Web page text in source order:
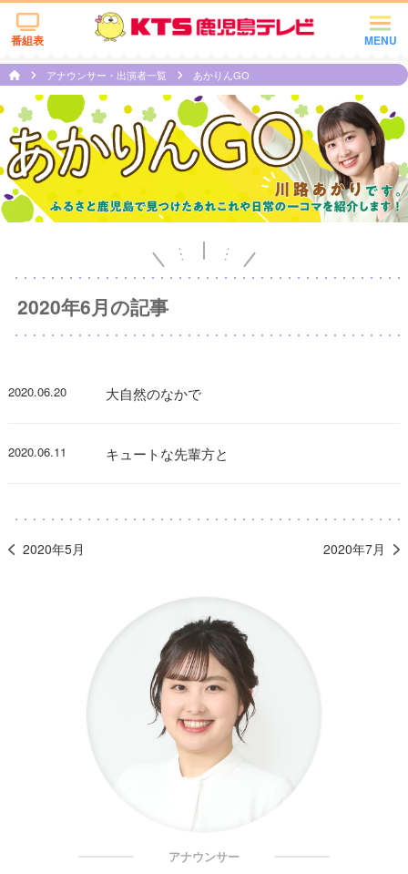
MENU
番組表
アナウンサー・出演者一覧 あかりんGO
2020年6月の記事
2020.06.20 大自然のなかで
2020.06.11 キュートな先輩方と
2020年5月 2020年7月
アナウンサー